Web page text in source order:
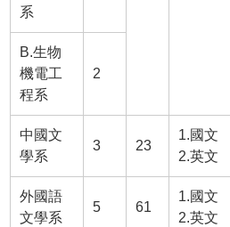
系
B.生物
機電工
程系
2
中國文
學系
3 23
1.國文
2.英文
外國語
文學系
5 61
1.國文
2.英文